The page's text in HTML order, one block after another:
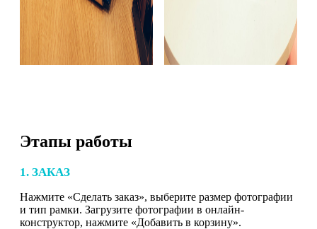
Этапы работы
1. ЗАКАЗ
Нажмите «Сделать заказ», выберите размер фотографии
и тип рамки. Загрузите фотографии в онлайн-
конструктор, нажмите «Добавить в корзину».